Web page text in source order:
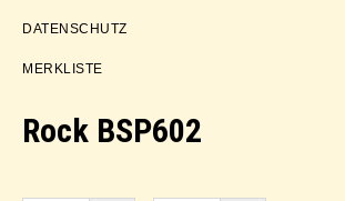
DATENSCHUTZ
MERKLISTE
Rock BSP602